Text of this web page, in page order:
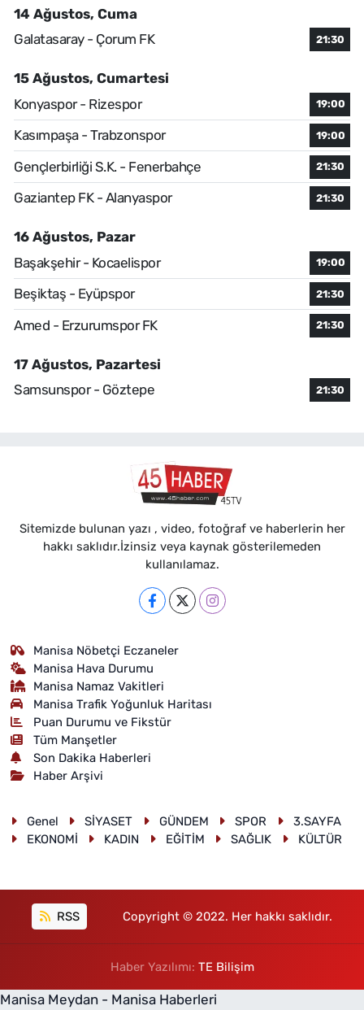
14 Ağustos, Cuma
Galatasaray - Çorum FK
21:30
15 Ağustos, Cumartesi
Konyaspor - Rizespor
19:00
Kasımpaşa - Trabzonspor 19:00
Gençlerbirliği S.K. - Fenerbahçe 21:30
Gaziantep FK - Alanyaspor 21:30
16 Ağustos, Pazar
Başakşehir - Kocaelispor
19:00
Beşiktaş - Eyüpspor 21:30
Amed - Erzurumspor FK 21:30
17 Ağustos, Pazartesi
Samsunspor - Göztepe
21:30
Sitemizde bulunan yazı , video, fotoğraf ve haberlerin her
hakkı saklıdır.İzinsiz veya kaynak gösterilemeden
kullanılamaz.
Manisa Nöbetçi Eczaneler
Manisa Hava Durumu
Manisa Namaz Vakitleri
Manisa Trafik Yoğunluk Haritası
Puan Durumu ve Fikstür
Tüm Manşetler
Son Dakika Haberleri
Haber Arşivi
Genel SİYASET GÜNDEM SPOR
3.SAYFA
EKONOMİ
KADIN EĞİTİM SAĞLIK KÜLTÜR
RSS Copyright © 2022. Her hakkı saklıdır.
Haber Yazılımı: TE Bilişim
Manisa Meydan - Manisa Haberleri